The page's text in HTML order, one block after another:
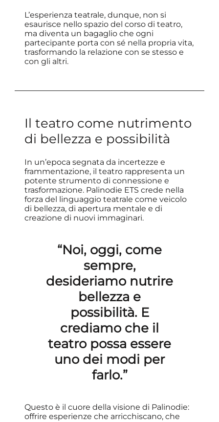
L’esperienza teatrale, dunque, non si
esaurisce nello spazio del corso di teatro,
ma diventa un bagaglio che ogni
partecipante porta con sé nella propria vita,
trasformando la relazione con se stesso e
con gli altri.
Il teatro come nutrimento
di bellezza e possibilità
In un’epoca segnata da incertezze e
frammentazione, il teatro rappresenta un
potente strumento di connessione e
trasformazione. Palinodie ETS crede nella
forza del linguaggio teatrale come veicolo
di bellezza, di apertura mentale e di
creazione di nuovi immaginari.
“Noi, oggi, come
sempre,
desideriamo nutrire
bellezza e
possibilità. E
crediamo che il
teatro possa essere
uno dei modi per
farlo.”
Questo è il cuore della visione di Palinodie:
offrire esperienze che arricchiscano, che